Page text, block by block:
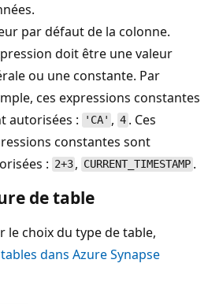
par défaut de la colonne.
doit être une valeur
ou une constante. Par
ces expressions constantes
autorisées :
'CA' ,4. Ces
constantes sont
: 2+3 , CURRENT_TIMESTAMP .
de table
le choix du type de table,
dans Azure Synapse